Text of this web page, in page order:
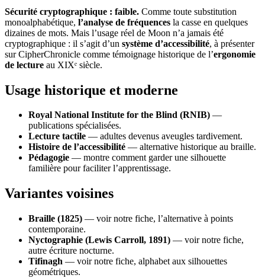
Sécurité cryptographique : faible. Comme toute substitution
monoalphabétique, l’analyse de fréquences la casse en quelques
dizaines de mots. Mais l’usage réel de Moon n’a jamais été
cryptographique : il s’agit d’un système d’accessibilité, à présenter
sur CipherChronicle comme témoignage historique de l’ergonomie
de lecture au XIXᵉ siècle.
Usage historique et moderne
Royal National Institute for the Blind (RNIB) —
publications spécialisées.
Lecture tactile — adultes devenus aveugles tardivement.
Histoire de l’accessibilité — alternative historique au braille.
Pédagogie — montre comment garder une silhouette
familière pour faciliter l’apprentissage.
Variantes voisines
Braille (1825) — voir notre fiche, l’alternative à points
contemporaine.
Nyctographie (Lewis Carroll, 1891) — voir notre fiche,
autre écriture nocturne.
Tifinagh — voir notre fiche, alphabet aux silhouettes
géométriques.